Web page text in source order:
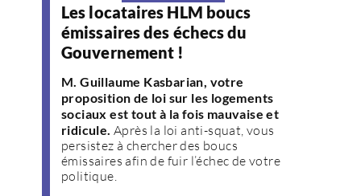
Les locataires HLM boucs
émissaires des échecs du
Gouvernement !
M. Guillaume Kasbarian, votre
proposition de loi sur les logements
sociaux est tout à la fois mauvaise et
ridicule. Après la loi anti-squat, vous
persistez à chercher des boucs
émissaires afin de fuir l’échec de votre
politique.